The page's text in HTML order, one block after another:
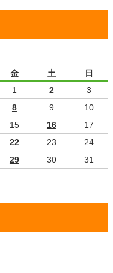
金 土
日
1
2
3
8 9
10
15 16
17
22 23
24
29 30 31